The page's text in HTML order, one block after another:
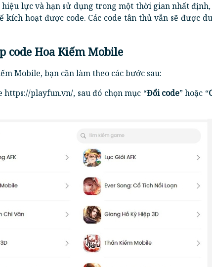
hiệu lực và hạn sử dụng trong một thời gian nhất
kích hoạt được code. Các code tân thủ vẫn sẽ được
code Hoa Kiếm Mobile
Mobile, bạn cần làm theo các bước sau:
https://playfun.vn/, sau đó chọn mục “Đổi code” hoặc “